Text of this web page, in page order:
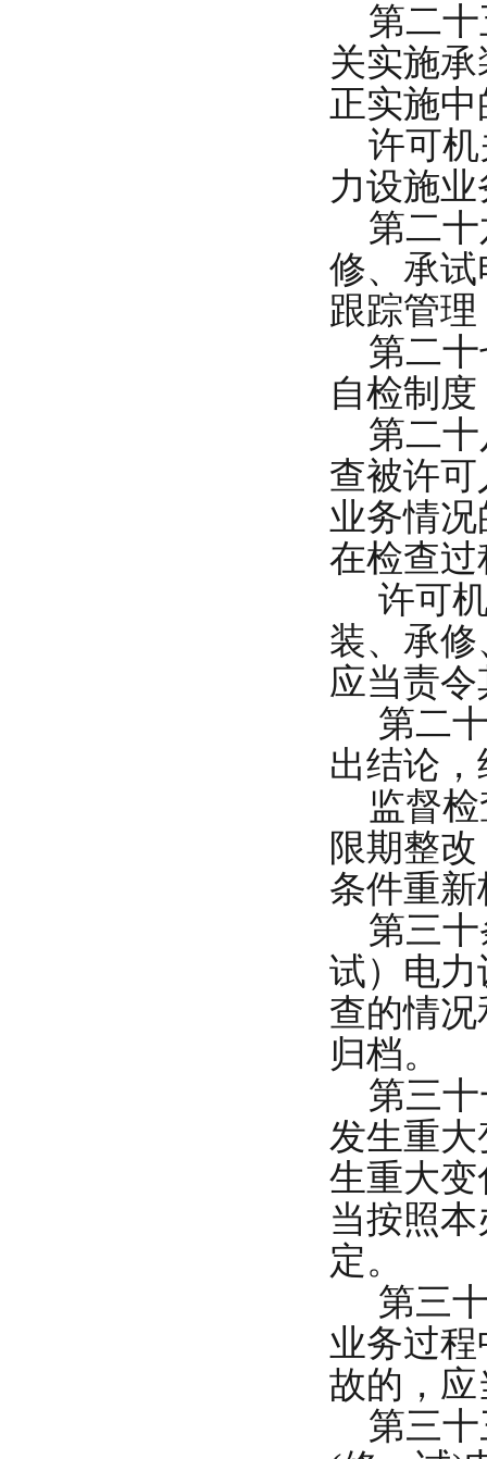
第二十
关实施
正实施
许可机
力设施
第二十
修、承
跟踪管
第二十
自检制
第二十
查被许
业务情
在检查
许可机
装、承
应当责
第二十
出结论
监督检
限期整
条件重
第三十
试）电
查的情
归档。
第三十
发生重
生重大
当按照
定。
第三十
业务过
故的，
第三十